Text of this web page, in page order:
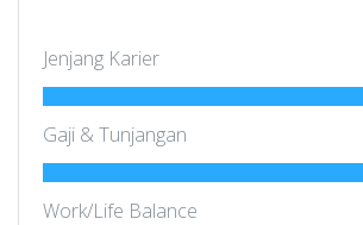
Jenjang Karier
Gaji & Tunjangan
Work/Life Balance